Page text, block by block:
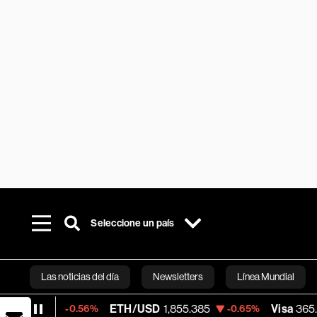
Seleccione un país
Las noticias del día Newsletters Línea Mundial
Bloomberg
ETH/USD 1,855.385 -0.65% Visa 365.67 -